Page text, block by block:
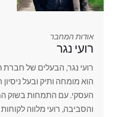
אודות המחבר
רועי נגר
הוא מומחה ותיק ובעל
העסקי. עם התמחות בשוק
והסביבה, רועי מלווה